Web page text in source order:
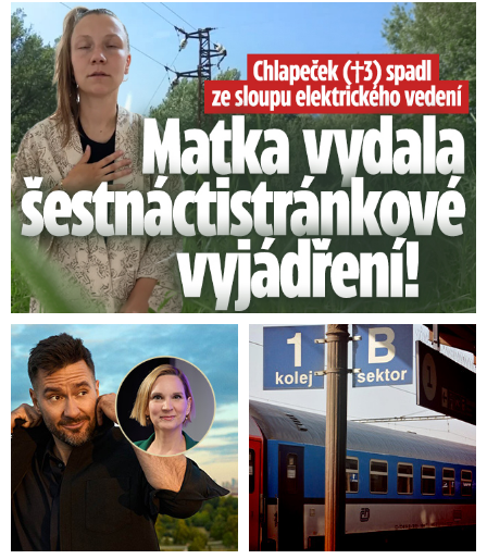
Smrtelný pád chlapce: Matka vydala vyjádření na 16 stran